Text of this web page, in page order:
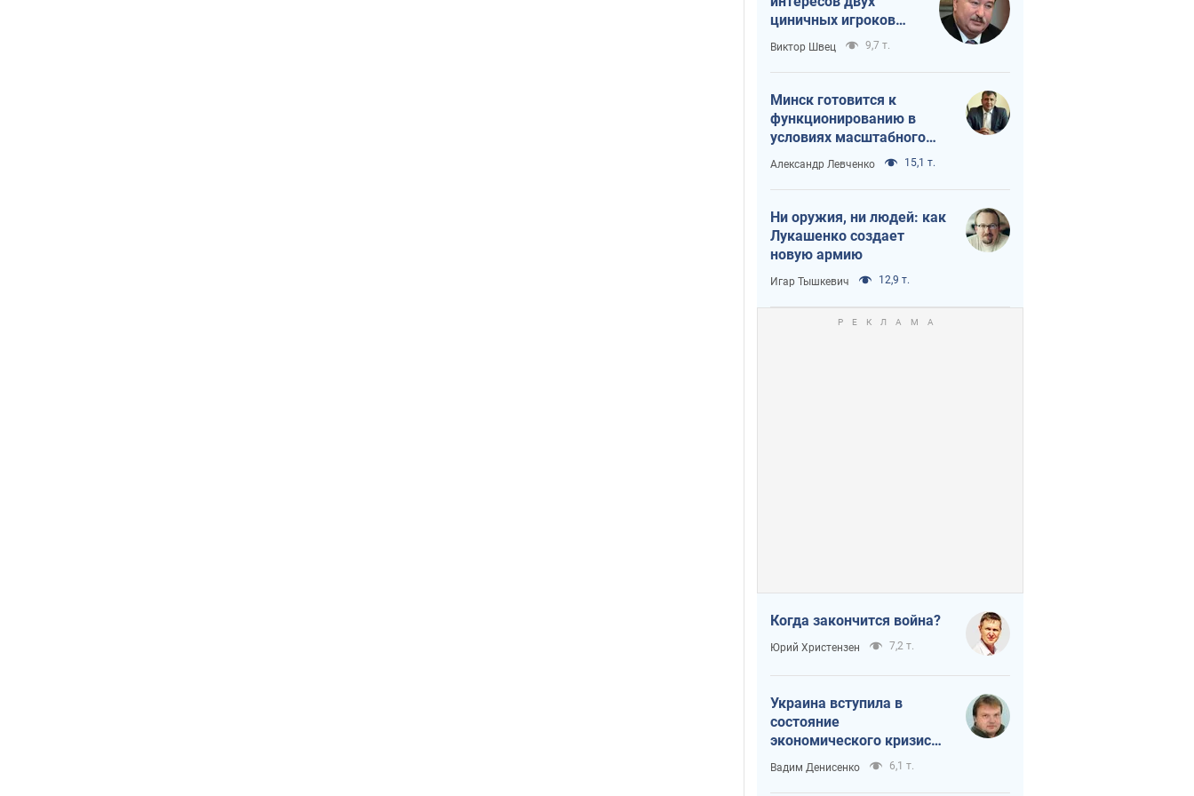
циничных игроков
или тайный план
Трампа и Путина?
Виктор Швец 9,7 т.
Минск готовится к
функционированию в
условиях масштабного
военного кризиса
Александр Левченко 15,1 т.
Ни оружия, ни людей: как
Лукашенко создает
новую армию
Игар Тышкевич 12,9 т.
Когда закончится война?
Юрий Христензен 7,2 т.
Украина вступила в
состояние
экономического кризиса.
Есть ли свет в конце
туннеля?
Вадим Денисенко 6,1 т.